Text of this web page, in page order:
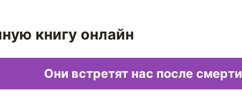
книгу онлайн
Они встретят нас после смерти